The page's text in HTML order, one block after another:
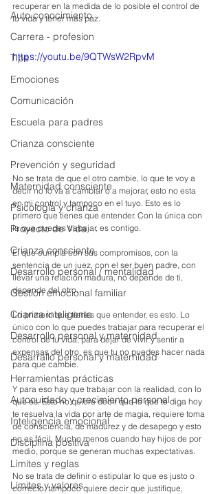
Auto conocimiento
Carrera - profesion
Tips
Emociones
Comunicación
Escuela para padres
Crianza consciente
Prevención y seguridad
Maternidad consciente
Psicología y crianza
Proyecto de Vida
Crianza consciente
Desarrollo personal / mentalidad
Gestión emocional familiar
Crianza inteligente
Desarrollo personal y maternidad
Desarrallo personal y maternidad
Herramientas prácticas
Autocuidado y crecimiento personal
Inteligencia emocional
Disciplina positiva
Limites y reglas
Límites y valores
recuperar en la medida de lo posible el control de
tu vida y tener más paz.
https://youtu.be/9QTWsW2RpvM
No se trata de que el otro cambie, lo que te voy a
decir no lo va a cambiar o a mejorar, esto no esta
en mi control y tampoco en el tuyo. Esto es lo
primero que tienes que entender. Con la única con
la que puedes trabajar, es contigo.
El que cumpla con sus compromisos, con la
sentencia de un juez, con el ser buen padre, con
llevar una relación madura, no depende de ti,
depende del otro.
Lo primero que tienes que entender, es esto. Lo
único con lo que puedes trabajar para recuperar el
control de tu vida, para dejar de vivir y sentir a
expensas del otro, es que tu no puedes hacer nada
para que cambie.
Y para eso hay que trabajar con la realidad, con lo
que es. Esto no quiere decir que lo que te diga hoy
te resuelva la vida por arte de magia, requiere toma
de consciencia, de madurez y de desapego y esto
no es fácil. Mucho menos cuando hay hijos de por
medio, porque se generan muchas expectativas.
No se trata de definir o estipular lo que es justo o
correcto, tampoco quiere decir que justifique,